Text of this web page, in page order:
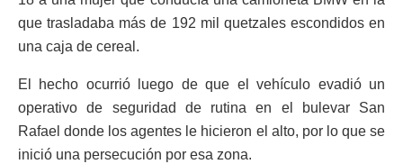
que trasladaba más de 192 mil quetzales escondidos en
una caja de cereal.
El hecho ocurrió luego de que el vehículo evadió un
operativo de seguridad de rutina en el bulevar San
Rafael donde los agentes le hicieron el alto, por lo que se
inició una persecución por esa zona.